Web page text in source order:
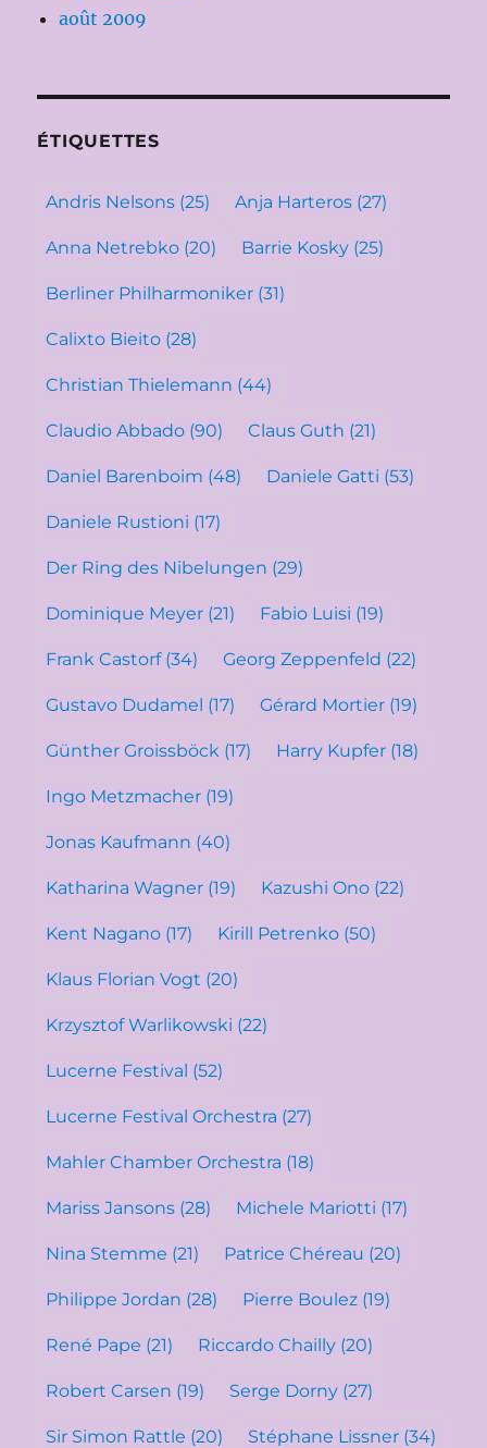
août 2009
ÉTIQUETTES
Andris Nelsons (25) Anja Harteros (27)
Anna Netrebko (20) Barrie Kosky (25)
Berliner Philharmoniker (31)
Calixto Bieito (28)
Christian Thielemann (44)
Claudio Abbado (90) Claus Guth (21)
Daniel Barenboim (48) Daniele Gatti (53)
Daniele Rustioni (17)
Der Ring des Nibelungen (29)
Dominique Meyer (21) Fabio Luisi (19)
Frank Castorf(34) Georg Zeppenfeld (22)
Gustavo Dudamel (17) Gérard Mortier (19)
Günther Groissböck (17) Harry Kupfer (18)
Ingo Metzmacher (19)
Jonas Kaufmann (40)
Katharina Wagner (19) Kazushi Ono (22)
Kent Nagano (17) Kirill Petrenko (50)
Klaus Florian Vogt (20)
Krzysztof Warlikowski (22)
Lucerne Festival (52)
Lucerne Festival Orchestra (27)
Mahler Chamber Orchestra (18)
Mariss Jansons (28) Michele Mariotti (17)
Nina Stemme (21) Patrice Chéreau (20)
Philippe Jordan (28) Pierre Boulez (19)
René Pape (21) Riccardo Chailly (20)
Robert Carsen (19) Serge Dorny (27)
Sir Simon Rattle (20) Stéphane Lissner (34)